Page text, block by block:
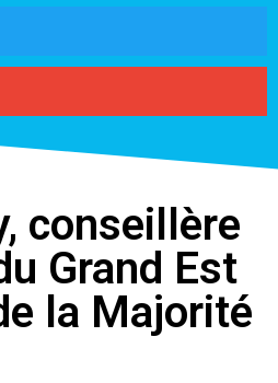
conseillère
Grand Est
la Majorité